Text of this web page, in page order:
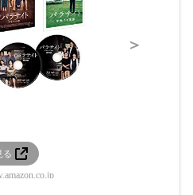
る
＞